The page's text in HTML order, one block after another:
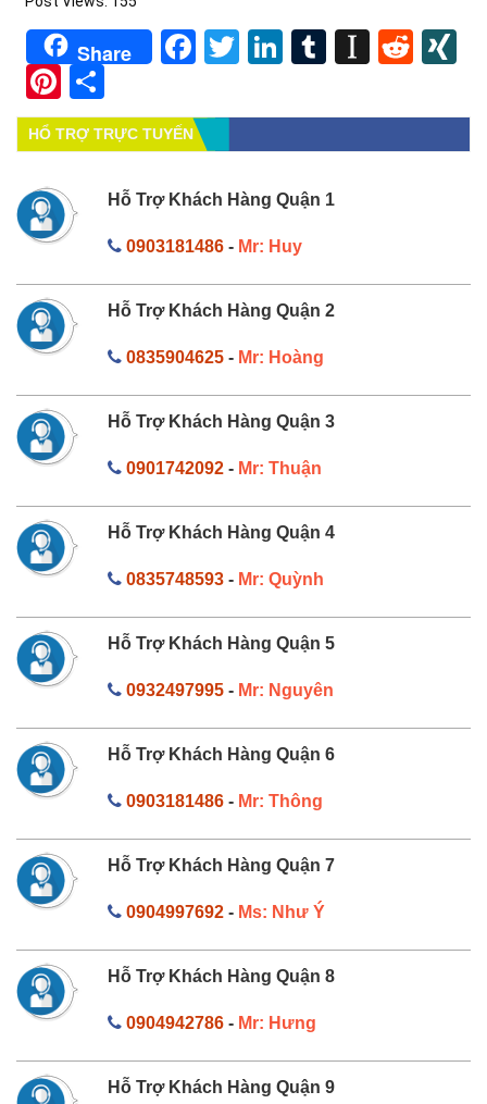
Share Facebook
TwitterLinkedIn
Tumblr
Pinterest
HỔ TRỢ TRỰC TUYẾN
Hỗ Trợ Khách Hàng Quận 1
0903181486- Mr: Huy
Hỗ Trợ Khách Hàng Quận 2
0835904625- Mr: Hoàng
Hỗ Trợ Khách Hàng Quận 3
0901742092- Mr: Thuận
Hỗ Trợ Khách Hàng Quận 4
0835748593- Mr: Quỳnh
Hỗ Trợ Khách Hàng Quận 5
0932497995- Mr: Nguyên
Hỗ Trợ Khách Hàng Quận 6
0903181486- Mr: Thông
Hỗ Trợ Khách Hàng Quận 7
0904997692- Ms: Như Ý
Hỗ Trợ Khách Hàng Quận 8
0904942786- Mr: Hưng
Hỗ Trợ Khách Hàng Quận 9